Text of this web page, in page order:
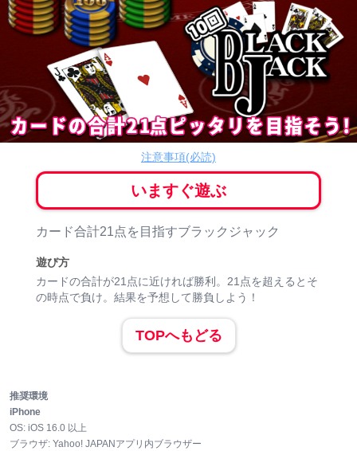
10回BLACK JACK
ボードゲーム
注意事項(必読)
いますぐ遊ぶ
ゲーム紹介
カード合計21点を目指すブラックジャック
遊び方
カードの合計が21点に近ければ勝利。21点を超えるとそ
の時点で負け。結果を予想して勝負しよう！
TOPへもどる
推奨環境
iPhone
OS: iOS 16.0 以上
ブラウザ: Yahoo! JAPANアプリ内ブラウザー